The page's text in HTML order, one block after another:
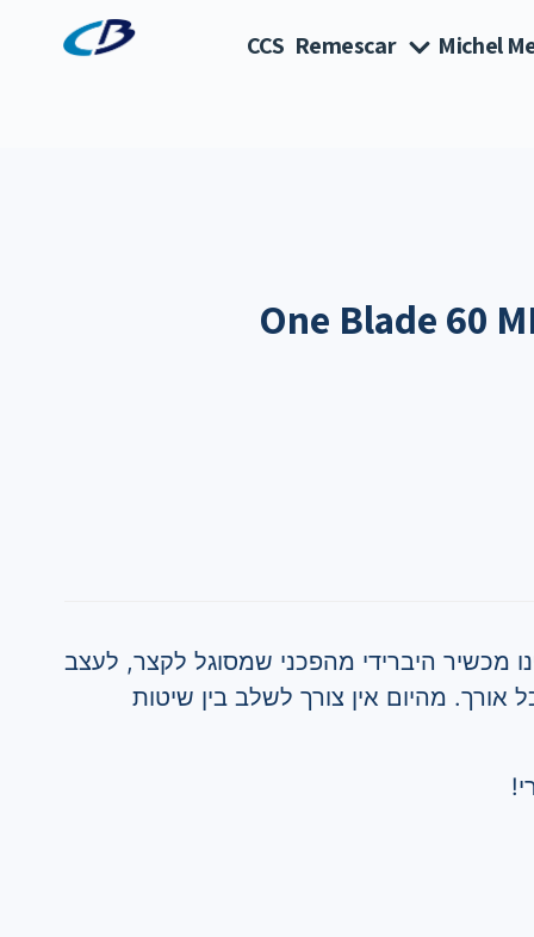
Michel
Remescar
CCS
One Blade 60
מכשיר היברידי מהפכני שמסוגל לקצר, לעצב
אורך. מהיום אין צורך לשלב בין שיטות